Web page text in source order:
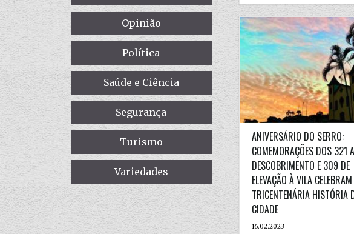
Opinião
Política
Saúde e Ciência
Segurança
Turismo
Variedades
ANIVERSÁRIO DO SERRO:
COMEMORAÇÕES DOS 321
DESCOBRIMENTO E 309 DE
ELEVAÇÃO À VILA
TRICENTENÁRIA HISTÓRIA
CIDADE
16.02.2023